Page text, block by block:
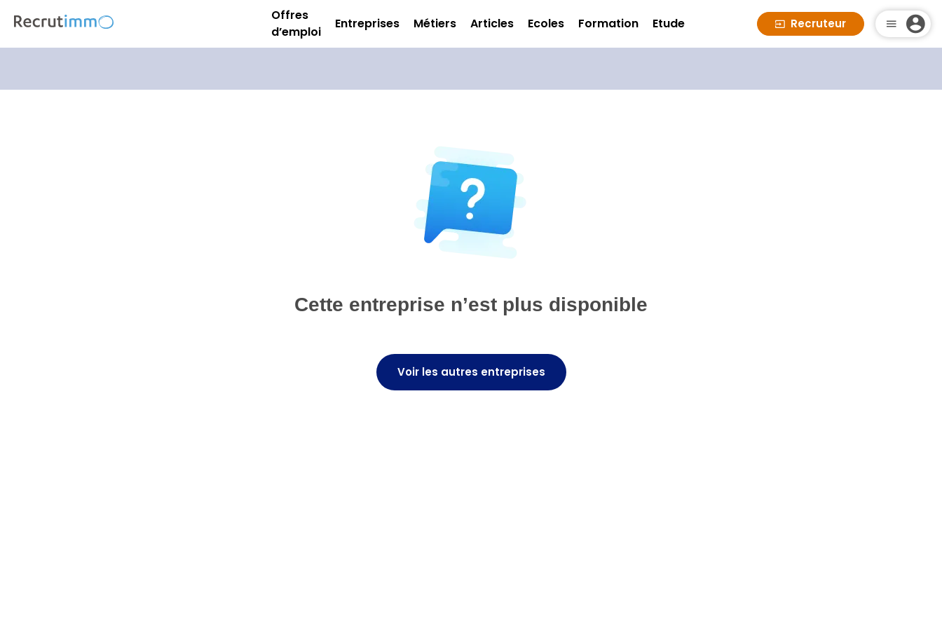
Offres
d’emploi
Entreprises Métiers Articles Ecoles Formation Etude Recruteur
Cette entreprise n’est plus disponible
Voir les autres entreprises